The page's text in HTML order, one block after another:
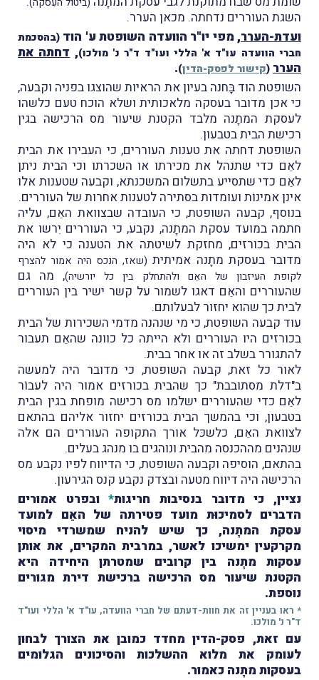
השגת העוררים נדחתה. מכאן הערר.
ועדת-הערר, מפי יו"ר הוועדה השופטת ע' הוד (בהסכמת
חברי הוועדה עו"ד א' הללי ועו"ד ד"ר נ' מולכו), דחתה את
הערר (קישור לפסק-הדין)
.
השופטת הוד בָּחנה בעיון את הראיות שהוצגו בפניה וקבעה,
כי אכן מדובר בעסקה מלאכותית ושלא הוכח טעם כלשהו
לעסקת המתָנה מלבד הקטנת שיעור מס הרכישה בגין
רכישת הבית בטבעון.
השופטת דחתה את טענות העוררים, כי העבירו את הבית
לאֵם כדי שתנהל את מכירתו או השכרתו וכי הבית ניתן
לאֵם כדי שתסייע בתשלום המשכנתא, וקבעה שטענות אלו
אינן אמינוֹת ועומדות בסתירה לטענות אחרות של העוררים.
בנוסף, קבעה השופטת, כי העובדה שבצוואת האֵם, עליה
חתמה במועד עסקת המתָנה, נקבע, כי העוררים יִרשו את
הבית בכורזים, מחזקת לשיטתה את הטענה כי לא היה
מדובר בעסקת מתָנה אמיתית (שאז, הנכס היה אמור להצרף
לקופת העיזבון של האֵם ולהתחלק בין כל יורשיה), מה גם
שהעוררים והאֵם דאגו לשמור על קשר ישיר בין העוררים
לבית כך שהוא יחזור לבעלותם.
עוד קבעה השופטת, כי מי שנהנה מדמי השכירות של הבית
בכורזים היו העוררים ולא הייתה כל כוונה שהאֵם תעבור
להתגורר בשלב זה או אחר בבית.
לאור כל זאת, קבעה השופטת, כי מדובר היה למעשה
ב"דלת מסתובבת" כך שהבית בכורזים אמור היה לעבוֹר
לאֵם כדי שהעוררים ישלמו מס רכישה מופחת בגין הבית
בטבעון, וכי בהמשך הבית בכורזים יחזור אליהם בהתאם
לצוואת האֵם, כלשכּל אורך התקופה העוררים הם אלה
שנהנים מההכנסה מהבית ונוהגים בו מנהג בעלים.
בהתאם, הוסיפה וקבעה השופטת, כי הדיווח לפיו נקבע מס
הרכישה היה דיווח מטעה ובצדק נקבע קנס הגירעון.
נציין, כי מדובר בנסיבות חריגות*ובפרט אמורים
הדברים לסמיכוּת מועד פטירתה של האֵם למועד
עסקת המתָנה, כך שיש להניח שמשרדי מיסוי
מקרקעין ימשיכו לאשר, במרבית המקרים, את אותן
עסקות מתָנה בין קרובים שמטרתן היחידה היא
הקטנת שיעור מס הרכישה ברכישת דירת מגורים
נוספת.
* ראו בעניין זה את חוות-דעתם של חברי הוועדה, עו"ד א' הללי ועו"ד
ד"ר נ' מולכו.
עם זאת, פסק-הדין מחדד כמובן את הצורך לבחון
לעומק את מלוא ההשלכות והסיכונים הגלומים
בעסקות מתָנה כאמור.